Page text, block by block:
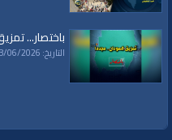
باختصار...
التاريخ: 08/06/2026